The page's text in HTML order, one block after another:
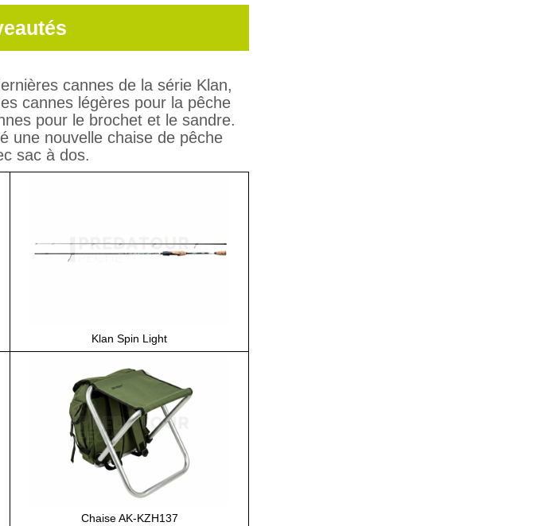
cannes de la série Klan,
cannes légères pour la pêche
pour le brochet et le sandre.
une nouvelle chaise de pêche
sac à dos.
Klan Spin Light
Chaise AK-KZH137